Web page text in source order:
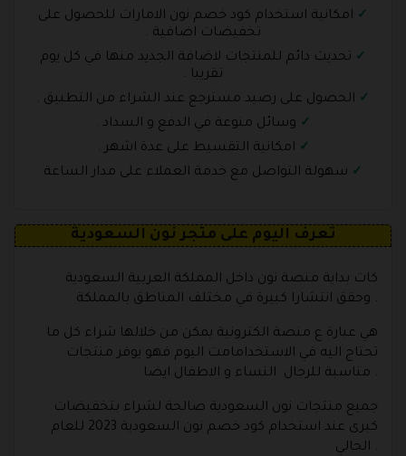
امكانية استخدام كود خصم نون الامارات للحصول على
تخفيضات اضافية .
تحديث دائم للمنتجات لاضافة الجديد منها في كل يوم
تقريبا .
الحصول على رصيد مسترجع عند الشراء من التطبيق .
وسائل منوعة في الدفع و السداد .
امكانية التقسيط على عدة اشهر .
سهولة التواصل مع خدمة العملاء على مدار الساعة
تعرف اليوم على متجر نون السعودية
كات بداية منصة نون داخل المملكة العربية السعودية
وحقق انتشارا كبيرة في مختلف المناطق بالمملكة .
هي عبارة ع منصة الكترونية يمكن من خلالها شراء كل ما
تحتاج اليه في الاستخدامامت اليوم فهو يوفر منتجات
مناسبة للرجال النساء و الاطفال ايضا .
جميع منتجات نون السعودية صالحة لشراء بتخفيضات
كبرى عند استخدام كود خصم نون السعودية 2023 للعام
الحالي .